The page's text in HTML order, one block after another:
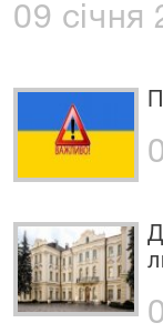
09 січня